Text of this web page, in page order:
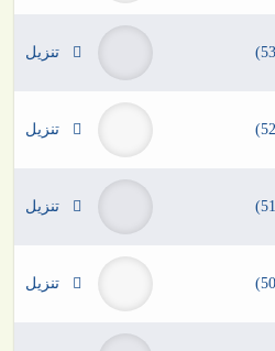
تنزيل
تنزيل
تنزيل
تنزيل